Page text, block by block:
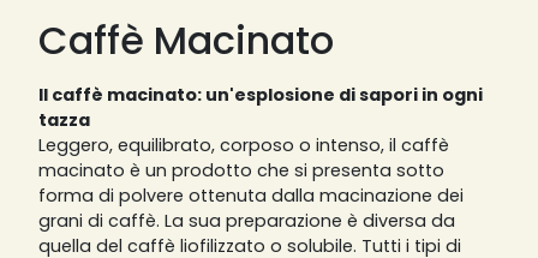
Caffè Macinato
Il caffè macinato: un'esplosione di sapori in ogni
tazza
Leggero, equilibrato, corposo o intenso, il caffè
macinato è un prodotto che si presenta sotto
forma di polvere ottenuta dalla macinazione dei
grani di caffè. La sua preparazione è diversa da
quella del caffè liofilizzato o solubile. Tutti i tipi di